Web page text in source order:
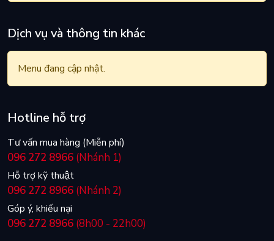
Dịch vụ và thông tin khác
Menu đang cập nhật.
Hotline hỗ trợ
Tư vấn mua hàng (Miễn phí)
096 272 8966 (Nhánh 1)
Hỗ trợ kỹ thuật
096 272 8966 (Nhánh 2)
Góp ý, khiếu nại
096 272 8966 (8h00 - 22h00)